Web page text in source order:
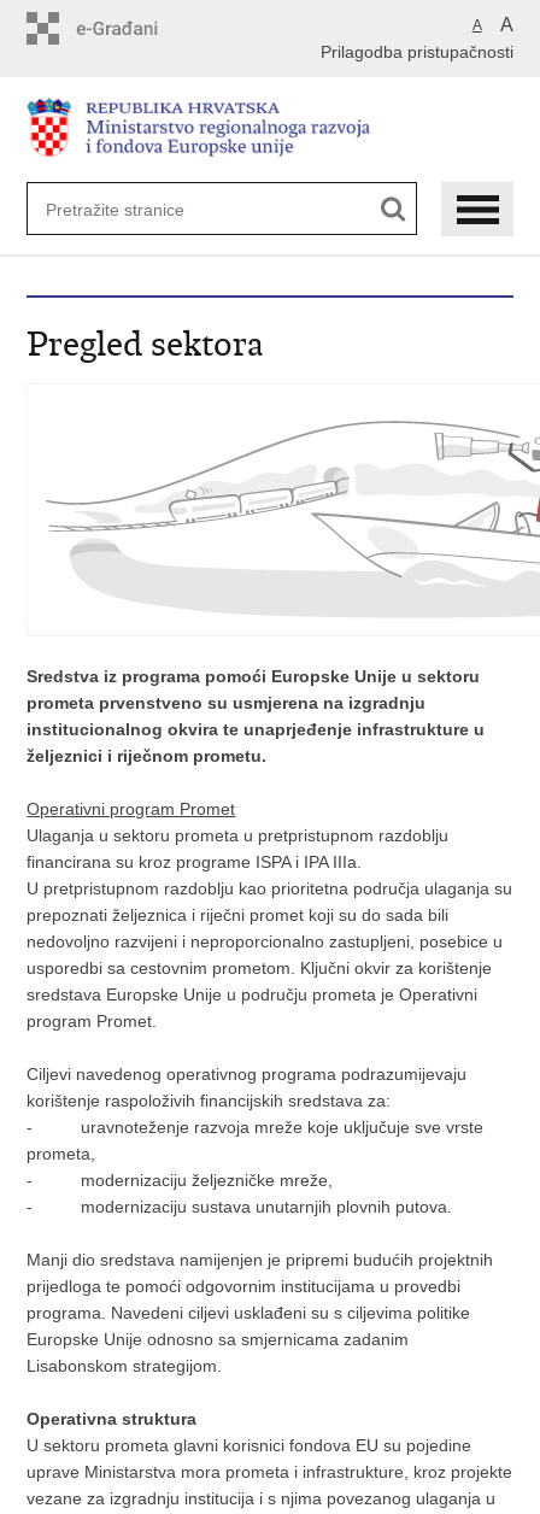
A A
Prilagodba pristupačnosti
Pregled sektora
Sredstva iz programa pomoći Europske Unije u sektoru
prometa prvenstveno su usmjerena na izgradnju
institucionalnog okvira te unaprjeđenje infrastrukture u
željeznici i riječnom prometu.
Operativni program Promet
Ulaganja u sektoru prometa u pretpristupnom razdoblju
financirana su kroz programe ISPA i IPA IIIa.
U pretpristupnom razdoblju kao prioritetna područja ulaganja su
prepoznati željeznica i riječni promet koji su do sada bili
nedovoljno razvijeni i neproporcionalno zastupljeni, posebice u
usporedbi sa cestovnim prometom. Ključni okvir za korištenje
sredstava Europske Unije u području prometa je Operativni
program Promet.
Ciljevi navedenog operativnog programa podrazumijevaju
korištenje raspoloživih financijskih sredstava za:
- uravnoteženje razvoja mreže koje uključuje sve vrste
prometa,
- modernizaciju željezničke mreže,
- modernizaciju sustava unutarnjih plovnih putova.
Manji dio sredstava namijenjen je pripremi budućih projektnih
prijedloga te pomoći odgovornim institucijama u provedbi
programa. Navedeni ciljevi usklađeni su s ciljevima politike
Europske Unije odnosno sa smjernicama zadanim
Lisabonskom strategijom.
Operativna struktura
U sektoru prometa glavni korisnici fondova EU su pojedine
uprave Ministarstva mora prometa i infrastrukture, kroz projekte
vezane za izgradnju institucija i s njima povezanog ulaganja u